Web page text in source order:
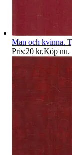
Man och kvinna.
Pris:20 kr,Köp nu.